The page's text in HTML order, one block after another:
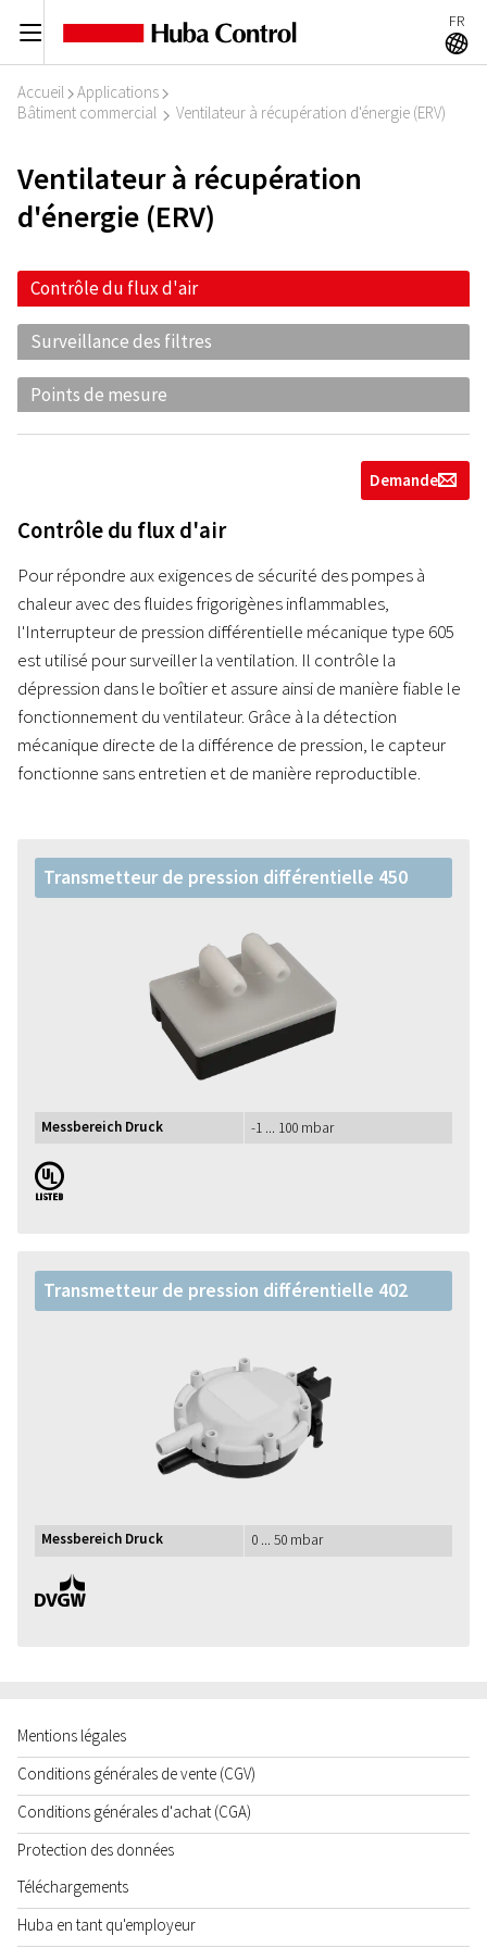
C FR
A
Accueil I Applications I
Bâtiment commercial I Ventilateur à récupération d'énergie (ERV)
Ventilateur à récupération
d'énergie (ERV)
Contrôle du flux d'air
Surveillance des filtres
Points de mesure
Demandeg
Contrôle du flux d'air
Pour répondre aux exigences de sécurité des pompes à
chaleur avec des fluides frigorigènes inflammables,
l'Interrupteur de pression différentielle mécanique type 605
est utilisé pour surveiller la ventilation. Il contrôle la
dépression dans le boîtier et assure ainsi de manière fiable le
fonctionnement du ventilateur. Grâce à la détection
mécanique directe de la différence de pression, le capteur
fonctionne sans entretien et de manière reproductible.
Transmetteur de pression différentielle 450
Messbereich Druck -1 ... 100 mbar
UL
Transmetteur de pression différentielle 402
Messbereich Druck 0 ... 50 mbar
DVGW
Mentions légales
Conditions générales de vente (CGV)
Conditions générales d'achat (CGA)
Protection des données
Téléchargements
Huba en tant qu'employeur